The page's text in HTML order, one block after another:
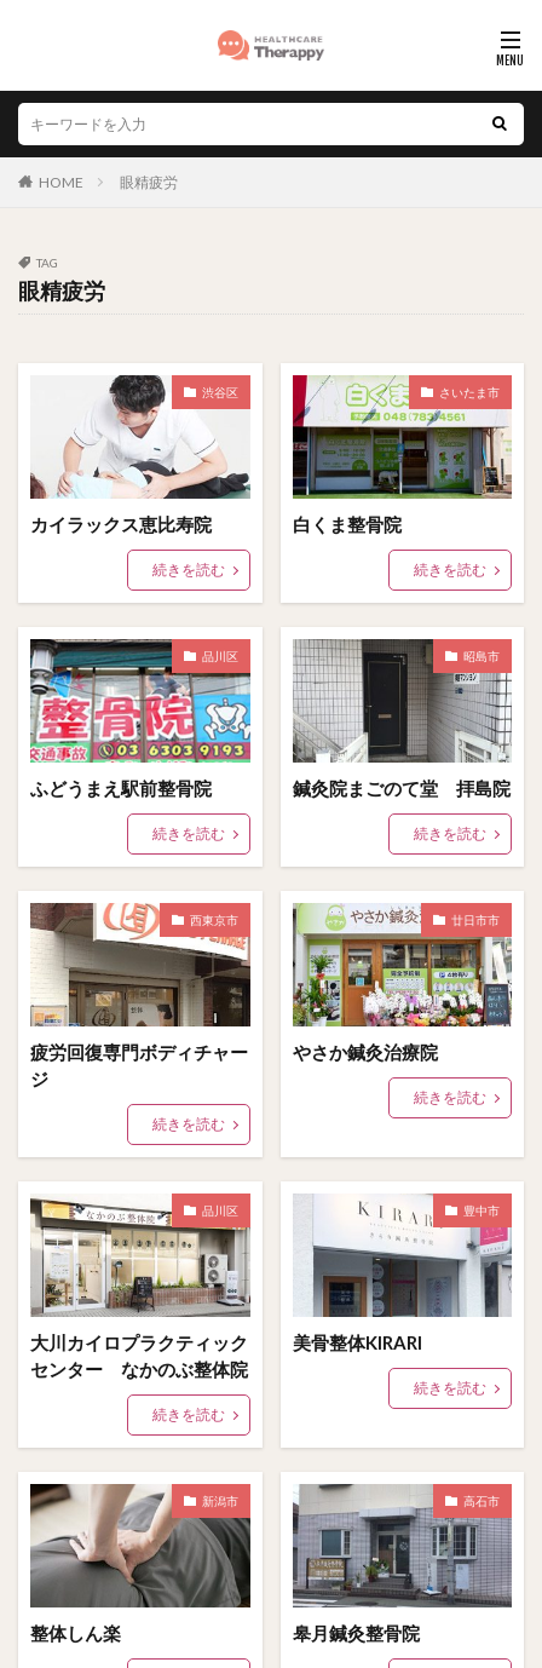
HOME 眼精疲労
TAG
眼精疲労
渋谷区
カイラックス恵比寿院
続きを読む
さいたま市
白くま整骨院
続きを読む
品川区
ふどうまえ駅前整骨院
続きを読む
昭島市
鍼灸院まごのて堂 拝島院
続きを読む
西東京市
疲労回復専門ボディチャー
ジ
続きを読む
廿日市市
やさか鍼灸治療院
続きを読む
品川区
大川カイロプラクティック
センター なかのぶ整体院
続きを読む
豊中市
美骨整体KIRARI
続きを読む
新潟市
整体しん楽
高石市
皋月鍼灸整骨院